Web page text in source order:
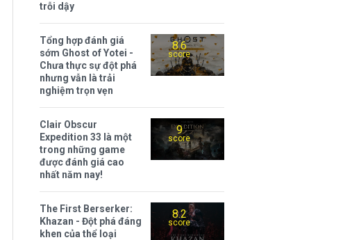
trỗi dậy
8.6
score
Tổng hợp đánh giá
sớm Ghost of Yotei -
Chưa thực sự đột phá
nhưng vẫn là trải
nghiệm trọn vẹn
9
score
Clair Obscur
Expedition 33 là một
trong những game
được đánh giá cao
nhất năm nay!
8.2
score
The First Berserker:
Khazan - Đột phá đáng
khen của thể loại